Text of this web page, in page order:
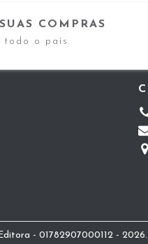
COMPRAS
todo o país
- 01782907000112 -